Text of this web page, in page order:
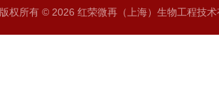
版权所有 © 2026 红荣微再（上海）生物工程技